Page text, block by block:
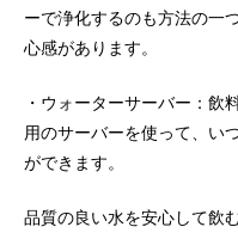
ーで浄化するのも方法の一
心感があります。
・ウォーターサーバー：飲
用のサーバーを使って、い
ができます。
品質の良い水を安心して飲